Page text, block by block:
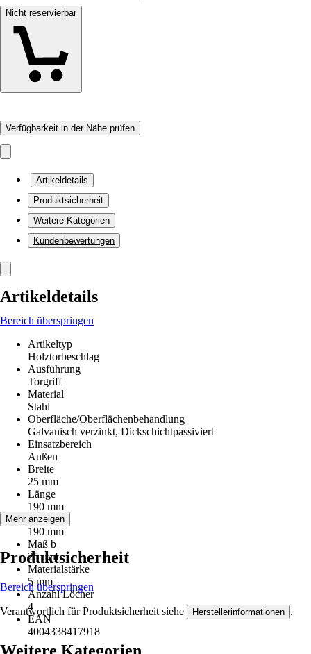
Nicht reservierbar
Verfügbarkeit in der Nähe prüfen
Artikeldetails
Produktsicherheit
Weitere Kategorien
Kundenbewertungen
Artikeldetails
Bereich überspringen
Artikeltyp
Holztorbeschlag
Ausführung
Torgriff
Material
Stahl
Oberfläche/Oberflächenbehandlung
Galvanisch verzinkt, Dickschichtpassiviert
Einsatzbereich
Außen
Breite
25 mm
Länge
190 mm
Maß a
190 mm
Maß b
25 mm
Materialstärke
5 mm
Anzahl Löcher
4
EAN
4004338417918
Mehr anzeigen
Produktsicherheit
Bereich überspringen
Verantwortlich für Produktsicherheit siehe Herstellerinformationen .